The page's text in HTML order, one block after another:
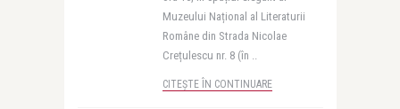
Muzeului Național al Literaturii
Române din Strada Nicolae
Crețulescu nr. 8 (în ..
CITEȘTE ÎN CONTINUARE